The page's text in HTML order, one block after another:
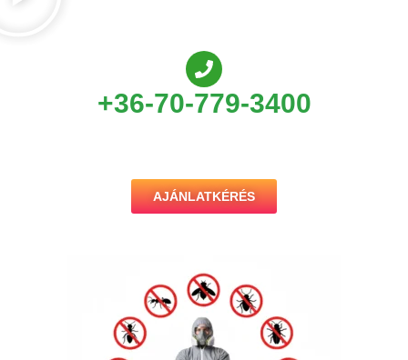
+36-70-779-3400
AJÁNLATKÉRÉS